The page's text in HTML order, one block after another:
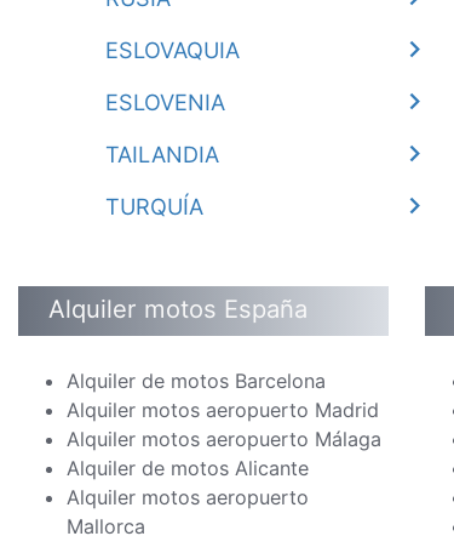
ESLOVAQUIA
ESLOVENIA
TAILANDIA
TURQUÍA
Alquiler motos España
Alquiler de motos Barcelona
Alquiler motos aeropuerto Madrid
Alquiler motos aeropuerto Málaga
Alquiler de motos Alicante
Alquiler motos aeropuerto
Mallorca